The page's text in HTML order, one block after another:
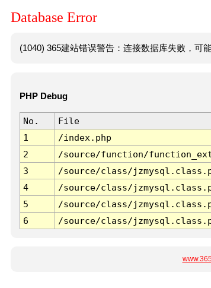
Database Error
(1040) 365建站错误警告：连接数据库失败，可
PHP Debug
No. File
1
/index.php
2
/source/function/
3
/source/class/
4
/source/class/
5
/source/class/
6
/source/class/